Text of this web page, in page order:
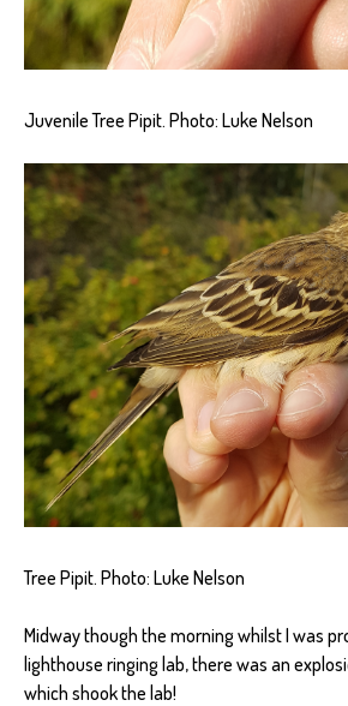
Juvenile Tree Pipit. Photo: Luke Nelson
Tree Pipit. Photo: Luke Nelson
Midway though the morning whilst I was
lighthouse ringing lab, there was an
which shook the lab!